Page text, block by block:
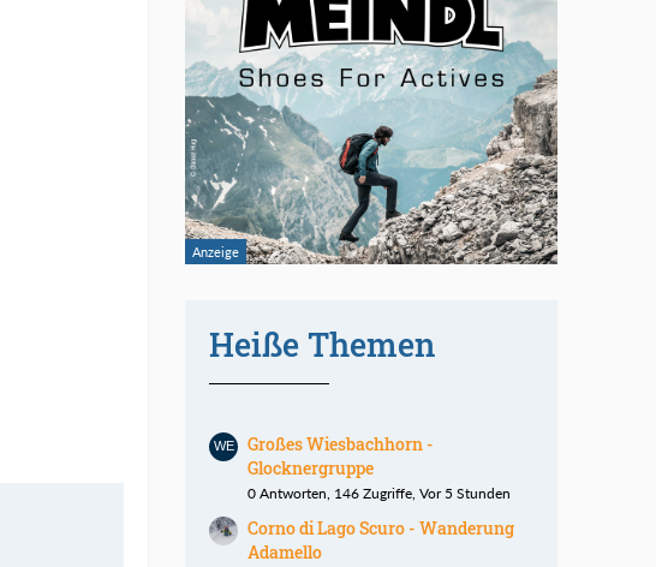
Heiße Themen
Großes Wiesbachhorn -
Glocknergruppe
0 Antworten, 146 Zugriffe, Vor 5 Stunden
Corno di Lago Scuro - Wanderung
Adamello